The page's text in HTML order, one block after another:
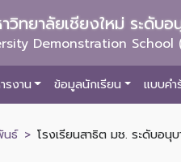
วิทยาลัยเชียงใหม่ ระดับ
Demonstration
รงาน ข้อมูลนักเรียน แบบค
นธ์ โรงเรียนสาธิต มช. ระดับอนุ